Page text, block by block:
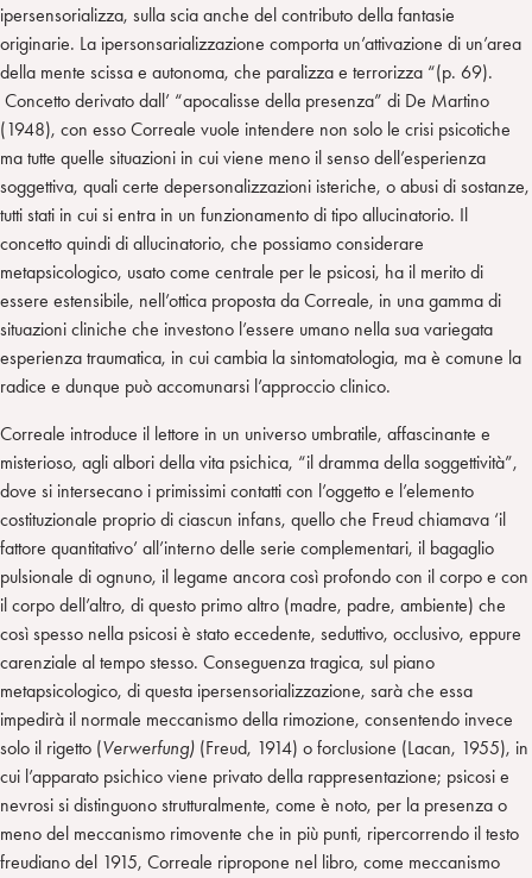
ipersensorializza, sulla scia anche del contributo della fantasie
originarie. La ipersonsarializzazione comporta un’attivazione di un’area
della mente scissa e autonoma, che paralizza e terrorizza “(p. 69).
Concetto derivato dall’ “apocalisse della presenza” di De Martino
(1948), con esso Correale vuole intendere non solo le crisi psicotiche
ma tutte quelle situazioni in cui viene meno il senso dell’esperienza
soggettiva, quali certe depersonalizzazioni isteriche, o abusi di sostanze,
tutti stati in cui si entra in un funzionamento di tipo allucinatorio. Il
concetto quindi di allucinatorio, che possiamo considerare
metapsicologico, usato come centrale per le psicosi, ha il merito di
essere estensibile, nell’ottica proposta da Correale, in una gamma di
situazioni cliniche che investono l’essere umano nella sua variegata
esperienza traumatica, in cui cambia la sintomatologia, ma è comune la
radice e dunque può accomunarsi l’approccio clinico.
Correale introduce il lettore in un universo umbratile, affascinante e
misterioso, agli albori della vita psichica, “il dramma della soggettività”,
dove si intersecano i primissimi contatti con l’oggetto e l’elemento
costituzionale proprio di ciascun infans, quello che Freud chiamava ‘il
fattore quantitativo’ all’interno delle serie complementari, il bagaglio
pulsionale di ognuno, il legame ancora così profondo con il corpo e con
il corpo dell’altro, di questo primo altro (madre, padre, ambiente) che
così spesso nella psicosi è stato eccedente, seduttivo, occlusivo, eppure
carenziale al tempo stesso. Conseguenza tragica, sul piano
metapsicologico, di questa ipersensorializzazione, sarà che essa
impedirà il normale meccanismo della rimozione, consentendo invece
solo il rigetto (Verwerfung) (Freud, 1914) o forclusione (Lacan, 1955), in
cui l’apparato psichico viene privato della rappresentazione; psicosi e
nevrosi si distinguono strutturalmente, come è noto, per la presenza o
meno del meccanismo rimovente che in più punti, ripercorrendo il testo
freudiano del 1915, Correale ripropone nel libro, come meccanismo